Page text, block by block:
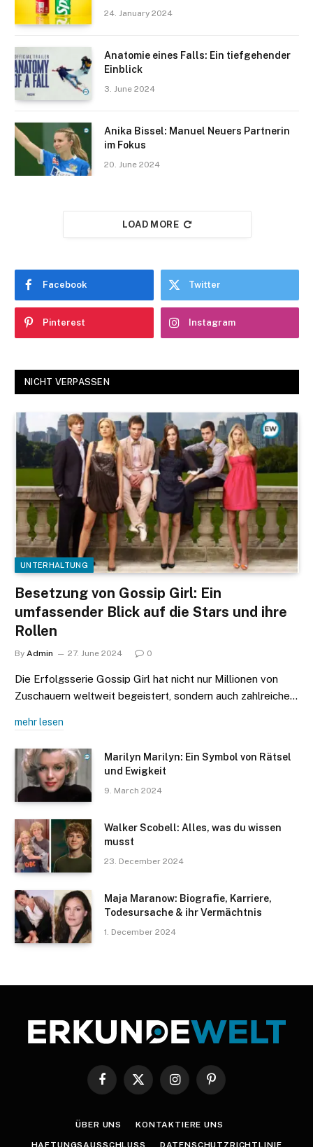
24. January 2024
Anatomie eines Falls: Ein tiefgehender
Einblick
3. June 2024
Anika Bissel: Manuel Neuers Partnerin
im Fokus
20. June 2024
LOAD MORE
Facebook Twitter
Pinterest Instagram
NICHT VERPASSEN
UNTERHALTUNG
Besetzung von Gossip Girl: Ein
umfassender Blick auf die Stars und ihre
Rollen
By Admin 27. June 2024 0
Die Erfolgsserie Gossip Girl hat nicht nur Millionen von
Zuschauern weltweit begeistert, sondern auch zahlreiche…
mehr lesen
Marilyn Marilyn: Ein Symbol von Rätsel
und Ewigkeit
9. March 2024
Walker Scobell: Alles, was du wissen
musst
23. December 2024
Maja Maranow: Biografie, Karriere,
Todesursache & ihr Vermächtnis
1. December 2024
Facebook
X
InstagramPinterest
ÜBER UNS KONTAKTIERE UNS
HAFTUNGSAUSSCHLUSS DATENSCHUTZRICHTLINIE